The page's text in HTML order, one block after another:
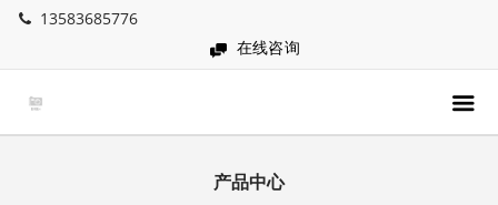
13583685776
在线咨询
产品中心